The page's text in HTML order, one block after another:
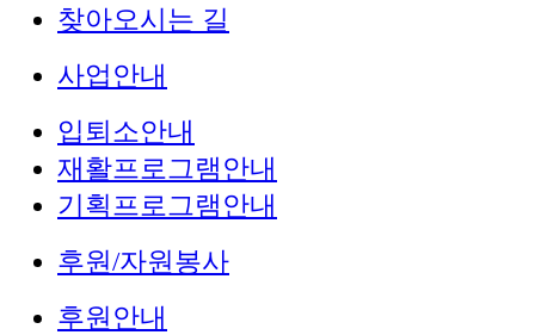
찾아오시는 길
사업안내
입퇴소안내
재활프로그램안내
기획프로그램안내
후원/자원봉사
후원안내